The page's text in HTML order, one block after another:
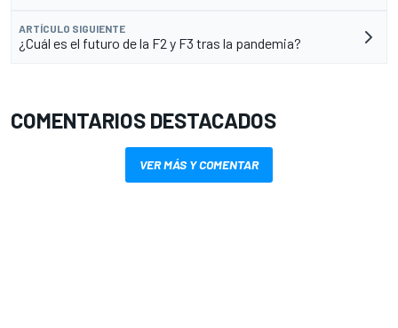
ARTÍCULO SIGUIENTE
¿Cuál es el futuro de la F2 y F3 tras la pandemia?
COMENTARIOS DESTACADOS
VER MÁS Y COMENTAR